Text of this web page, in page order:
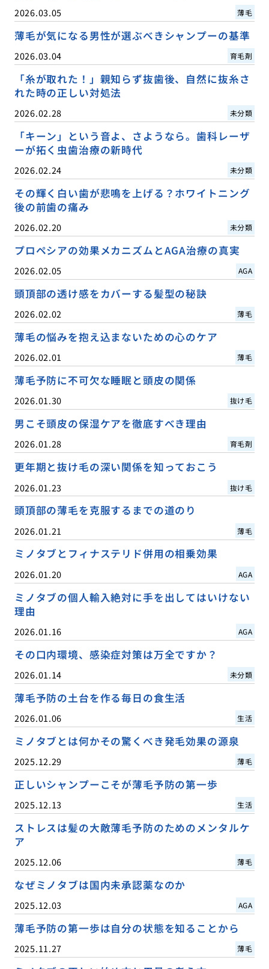
2026.03.05 薄毛
薄毛が気になる男性が選ぶべきシャンプーの基準
2026.03.04 育毛剤
「糸が取れた！」親知らず抜歯後、自然に抜糸さ
れた時の正しい対処法
2026.02.28 未分類
「キーン」という音よ、さようなら。歯科レーザ
ーが拓く虫歯治療の新時代
2026.02.24 未分類
その輝く白い歯が悲鳴を上げる？ホワイトニング
後の前歯の痛み
2026.02.20 未分類
プロペシアの効果メカニズムとAGA治療の真実
2026.02.05 AGA
頭頂部の透け感をカバーする髪型の秘訣
2026.02.02 薄毛
薄毛の悩みを抱え込まないための心のケア
2026.02.01 薄毛
薄毛予防に不可欠な睡眠と頭皮の関係
2026.01.30 抜け毛
男こそ頭皮の保湿ケアを徹底すべき理由
2026.01.28 育毛剤
更年期と抜け毛の深い関係を知っておこう
2026.01.23 抜け毛
頭頂部の薄毛を克服するまでの道のり
2026.01.21 薄毛
ミノタブとフィナステリド併用の相乗効果
2026.01.20 AGA
ミノタブの個人輸入絶対に手を出してはいけない
理由
2026.01.16 AGA
その口内環境、感染症対策は万全ですか？
2026.01.14 未分類
薄毛予防の土台を作る毎日の食生活
2026.01.06 生活
ミノタブとは何かその驚くべき発毛効果の源泉
2025.12.29 薄毛
正しいシャンプーこそが薄毛予防の第一歩
2025.12.13 生活
ストレスは髪の大敵薄毛予防のためのメンタルケ
ア
2025.12.06 薄毛
なぜミノタブは国内未承認薬なのか
2025.12.03 AGA
薄毛予防の第一歩は自分の状態を知ることから
2025.11.27 薄毛